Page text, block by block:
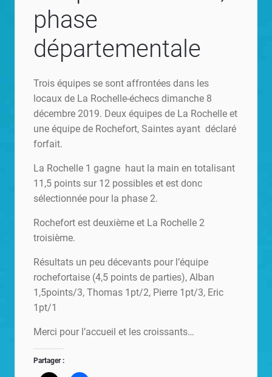
phase
départementale
Trois équipes se sont affrontées dans les
locaux de La Rochelle-échecs dimanche 8
décembre 2019. Deux équipes de La Rochelle et
une équipe de Rochefort, Saintes ayant déclaré
forfait.
La Rochelle 1 gagne haut la main en totalisant
11,5 points sur 12 possibles et est donc
sélectionnée pour la phase 2.
Rochefort est deuxième et La Rochelle 2
troisième.
Résultats un peu décevants pour l’équipe
rochefortaise (4,5 points de parties), Alban
1,5points/3, Thomas 1pt/2, Pierre 1pt/3, Eric
1pt/1
Merci pour l’accueil et les croissants…
Partager :